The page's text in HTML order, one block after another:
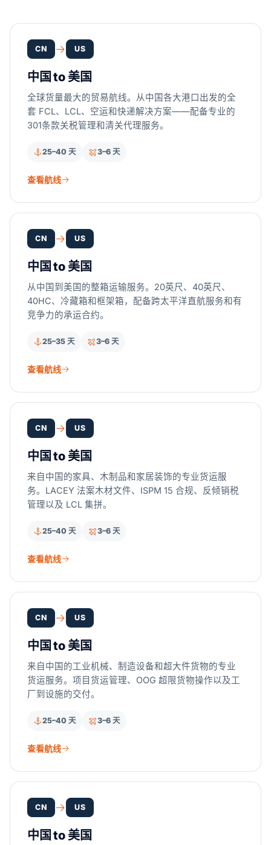
CN US
中国 to 美国
全球货量最大的贸易航线。从中国各大港口出发的全
套 FCL、LCL、空运和快递解决方案——配备专业的
301条款关税管理和清关代理服务。
25–40 天 3–6 天
查看航线
CN US
中国 to 美国
从中国到美国的整箱运输服务。20英尺、40英尺、
40HC、冷藏箱和框架箱，配备跨太平洋直航服务和有
竞争力的承运合约。
25–35 天 3–6 天
查看航线
CN US
中国 to 美国
来自中国的家具、木制品和家居装饰的专业货运服
务。LACEY 法案木材文件、ISPM 15 合规、反倾销税
管理以及 LCL 集拼。
25–40 天 3–6 天
查看航线
CN US
中国 to 美国
来自中国的工业机械、制造设备和超大件货物的专业
货运服务。项目货运管理、OOG 超限货物操作以及工
厂到设施的交付。
25–40 天 3–6 天
查看航线
CN US
中国 to 美国